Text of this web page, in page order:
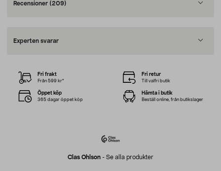
Recensioner (209)
Experten svarar
Clas Ohlson - Se alla produkter
Fri frakt
Från 599 kr*
Fri retur
Till valfri butik
Öppet köp
365 dagar öppet köp
Hämta i butik
Beställ online, från butikslager